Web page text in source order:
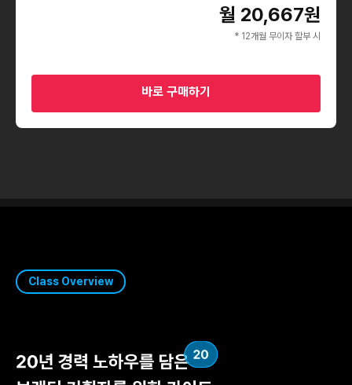
월 20,667원
* 12개월 무이자 할부 시
바로 구매하기
Class Overview